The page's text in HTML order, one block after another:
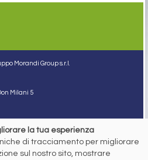
Morandi Group s.r.l.
Milani 5
la tua esperienza
di tracciamento per migliorare
sul nostro sito, mostrare